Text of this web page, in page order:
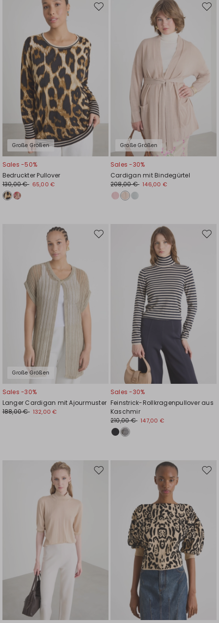
Große Größen
Auf
Sales -50%
Bedruckter Pullover
130,00 € 65,00 €
Große Größen
Auf
Sales -30%
Cardigan mit Bindegürtel
208,00 € 146,00 €
Große Größen
Auf
Sales -30%
Langer Cardigan mit Ajourmuster
188,00 € 132,00 €
Auf
Sales -30%
Feinstrick-Rollkragenpullover aus
Kaschmir
210,00 € 147,00 €
Auf
Auf